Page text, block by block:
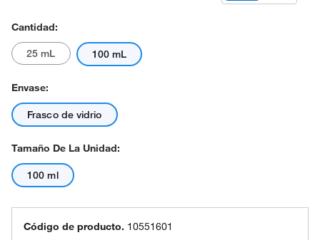
Cantidad:
25 mL 100 mL
Envase:
Frasco de vidrio
Tamaño De La Unidad:
100 ml
Código de producto. 10551601